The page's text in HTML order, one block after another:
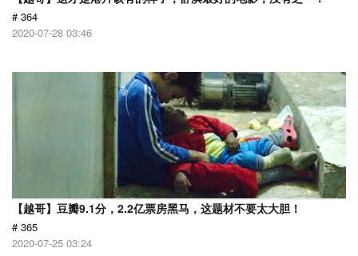
# 364
2020-07-28 03:46
【越哥】豆瓣9.1分，2.2亿票房黑马，这题材不要太大胆！
# 365
2020-07-25 03:24